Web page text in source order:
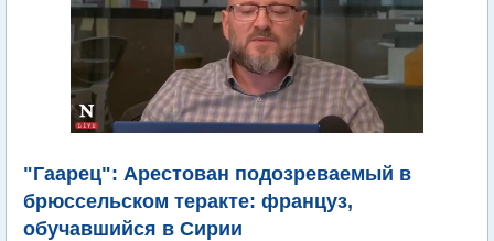
"Гаарец": Арестован подозреваемый в
брюссельском теракте: француз,
обучавшийся в Сирии